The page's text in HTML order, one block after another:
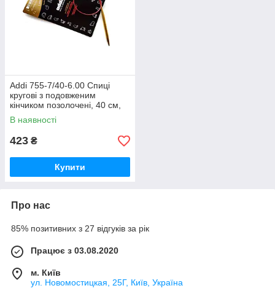
Addi 755-7/40-6.00 Спиці
кругові з подовженим
кінчиком позолочені, 40 см,
6.00 мм
В наявності
423 ₴
Купити
Про нас
85% позитивних з 27 відгуків за рік
Працює з 03.08.2020
м. Київ
ул. Новомостицкая, 25Г, Київ, Україна